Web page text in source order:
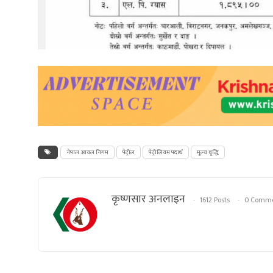
नेपाल आयल निगम पेट्रोल पेट्रोलियम पदार्थ मूल्य वृद्धि
कृष्णसार अनलाइन 1612 Posts 0